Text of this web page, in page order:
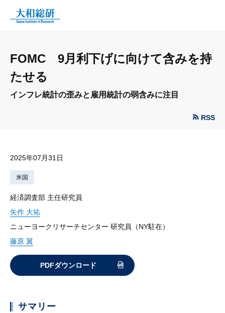
FOMC 9月利下げに向けて含みを持
たせる
インフレ統計の歪みと雇用統計の弱含みに注目
RSS
2025年07月31日
米国
経済調査部 主任研究員
矢作 大祐
ニューヨークリサーチセンター 研究員（NY駐在）
藤原 翼
PDFダウンロード
サマリー